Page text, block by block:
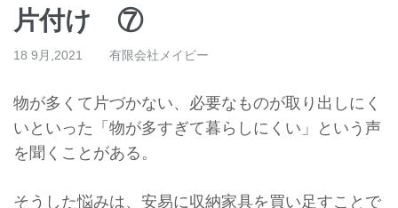
片付け ⑦
18 9月,2021 有限会社メイビー
物が多くて片づかない、必要なものが取り出しにく
いといった「 物が多すぎて暮らしにくい」という声
を聞くことがある。
そうした悩みは、 安易に収納家具を買い足すことで